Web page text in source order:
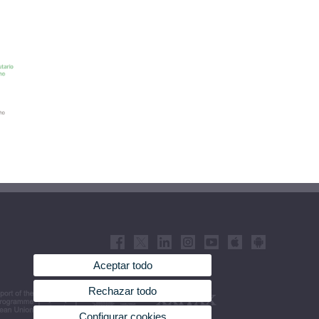
Aceptar todo
Rechazar todo
Configurar cookies